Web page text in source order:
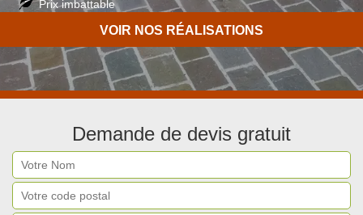
VOIR NOS RÉALISATIONS
Prix imbattable
Travail de qualité
Demande de devis gratuit